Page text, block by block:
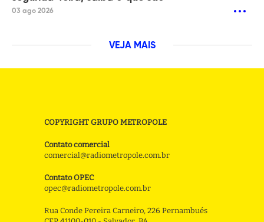
03 ago 2026
VEJA MAIS
COPYRIGHT GRUPO METROPOLE
Contato comercial
comercial@radiometropole.com.br
Contato OPEC
opec@radiometropole.com.br
Rua Conde Pereira Carneiro, 226 Pernambués